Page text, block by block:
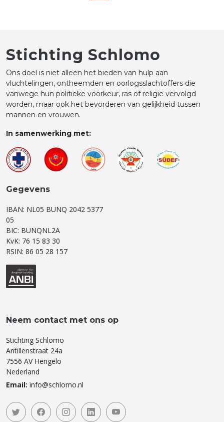
Stichting Schlomo
Ons doel is niet alleen het bieden van hulp aan
vluchtelingen, ontheemden en oorlogsslachtoffers die
vanwege hun politieke voorkeur, ras of religie vervolgd
worden, maar ook het bevorderen van gelijkheid tussen
mannen en vrouwen.
In samenwerking met:
Gegevens
IBAN: NL05 BUNQ 2042 5377
05
BIC: BUNQNL2A
KvK: 76 15 83 30
RSIN: 86 05 28 157
Neem contact met ons op
Stichting Schlomo
Antillenstraat 24a
7556 AV Hengelo
Nederland
Email: info@schlomo.nl